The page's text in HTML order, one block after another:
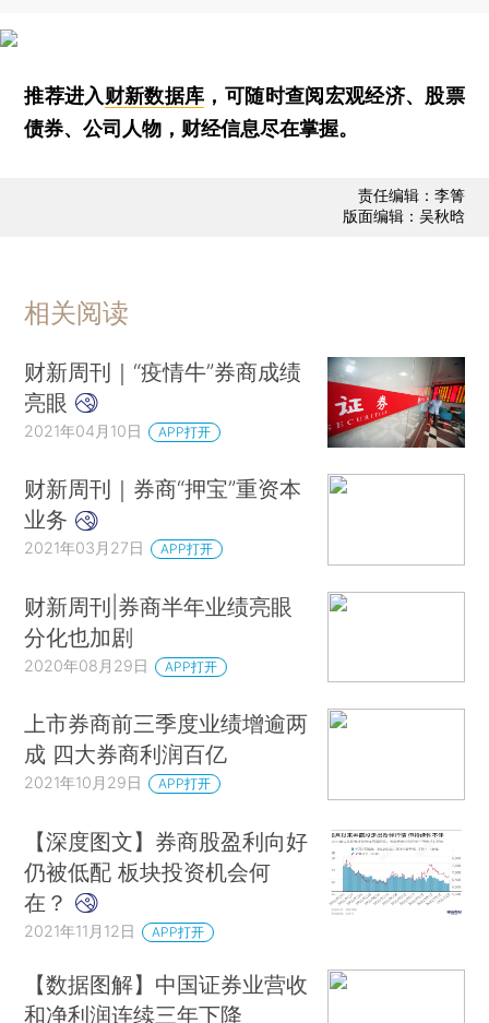
推荐进入财新数据库 ，可随时查阅宏观经济、股票
债券、公司人物，财经信息尽在掌握。
责任编辑：李箐
版面编辑：吴秋晗
相关阅读
财新周刊｜“疫情牛”券商成绩
亮眼
2021年04月10日 APP打开
财新周刊｜券商“押宝”重资本
业务
2021年03月27日 APP打开
财新周刊|券商半年业绩亮眼
分化也加剧
2020年08月29日 APP打开
上市券商前三季度业绩增逾两
成 四大券商利润百亿
2021年10月29日 APP打开
【深度图文】券商股盈利向好
仍被低配 板块投资机会何
在？
2021年11月12日 APP打开
【数据图解】中国证券业营收
和净利润连续三年下降